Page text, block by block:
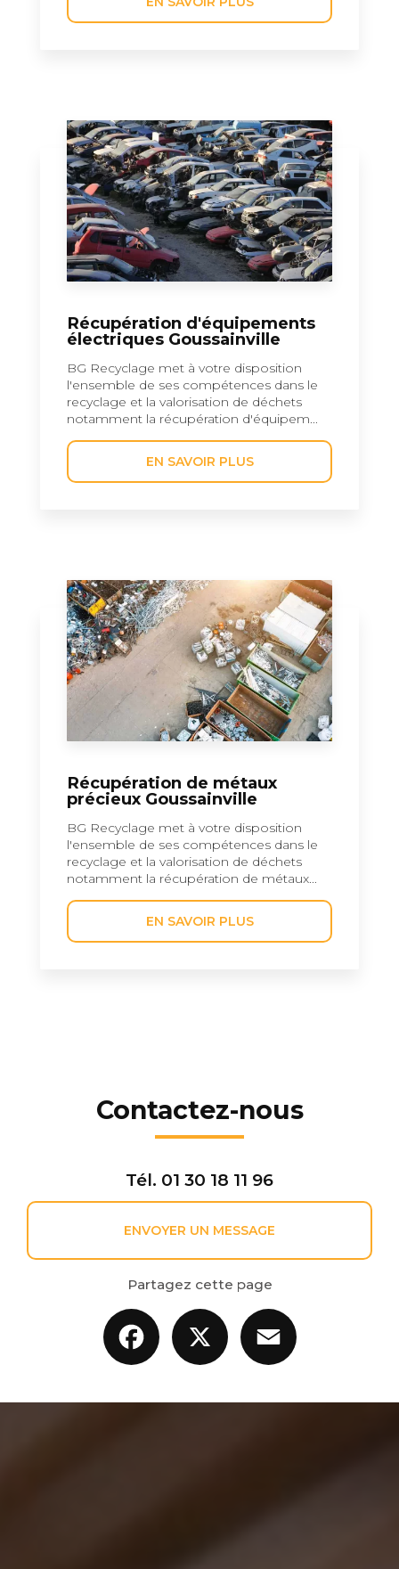
Récupération d'équipements
électriques Goussainville
BG Recyclage met à votre disposition
l'ensemble de ses compétences dans le
recyclage et la valorisation de déchets
notamment la récupération d'équipem...
EN SAVOIR PLUS
Récupération de métaux
précieux Goussainville
BG Recyclage met à votre disposition
l'ensemble de ses compétences dans le
recyclage et la valorisation de déchets
notamment la récupération de métaux...
EN SAVOIR PLUS
Contactez-nous
Tél. 01 30 18 11 96
ENVOYER UN MESSAGE
Partagez cette page
Facebook